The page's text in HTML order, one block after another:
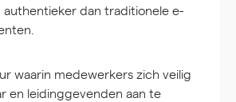
authentieker dan traditionele e-
waarin medewerkers zich veilig
en leidinggevenden aan te